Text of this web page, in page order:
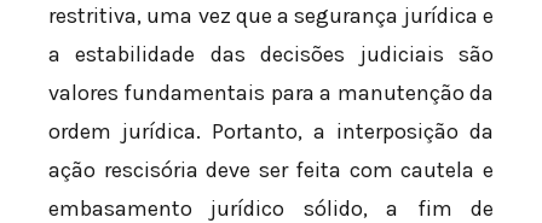
restritiva, uma vez que a segurança jurídica e
a estabilidade das decisões judiciais são
valores fundamentais para a manutenção da
ordem jurídica. Portanto, a interposição da
ação rescisória deve ser feita com cautela e
embasamento jurídico sólido, a fim de